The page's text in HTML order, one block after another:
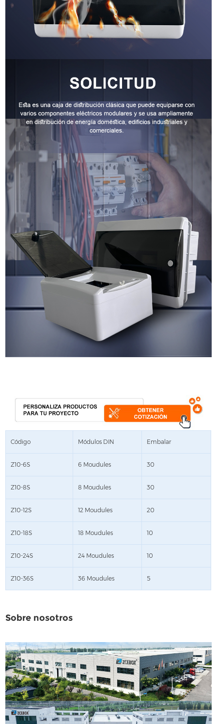
Código Módulos DIN Embalar
Z10-6S 6 Moudules 30
Z10-8S 8 Moudules 30
Z10-12S 12 Moudules 20
Z10-18S 18 Moudules 10
Z10-24S 24 Moudules 10
Z10-36S 36 Moudules 5
Sobre nosotros